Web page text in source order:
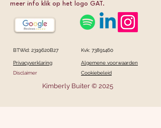
meer info klik op het logo GAT.
BTWid: 2319620B27 Kvk: 73891460
Algemene voorwaarden
Privacyverklaring
Disclaimer
Cookiebeleid
Kimberly Buiter © 2025